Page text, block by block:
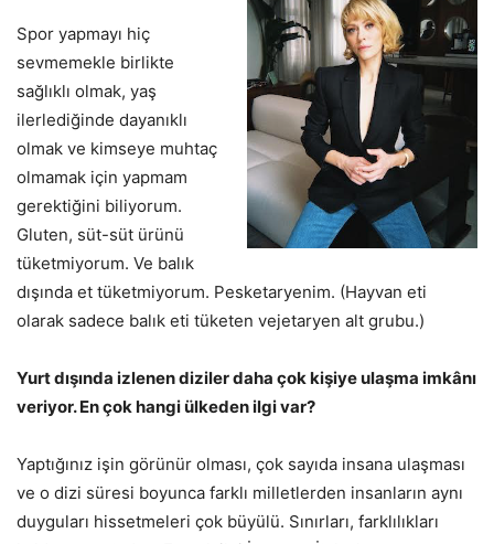
Spor yapmayı hiç
sevmemekle birlikte
sağlıklı olmak, yaş
ilerlediğinde dayanıklı
olmak ve kimseye muhtaç
olmamak için yapmam
gerektiğini biliyorum.
Gluten, süt-süt ürünü
tüketmiyorum. Ve balık
dışında et tüketmiyorum. Pesketaryenim. (Hayvan eti
olarak sadece balık eti tüketen vejetaryen alt grubu.)
Yurt dışında izlenen diziler daha çok kişiye ulaşma imkânı
veriyor. En çok hangi ülkeden ilgi var?
Yaptığınız işin görünür olması, çok sayıda insana ulaşması
ve o dizi süresi boyunca farklı milletlerden insanların aynı
duyguları hissetmeleri çok büyülü. Sınırları, farklılıkları